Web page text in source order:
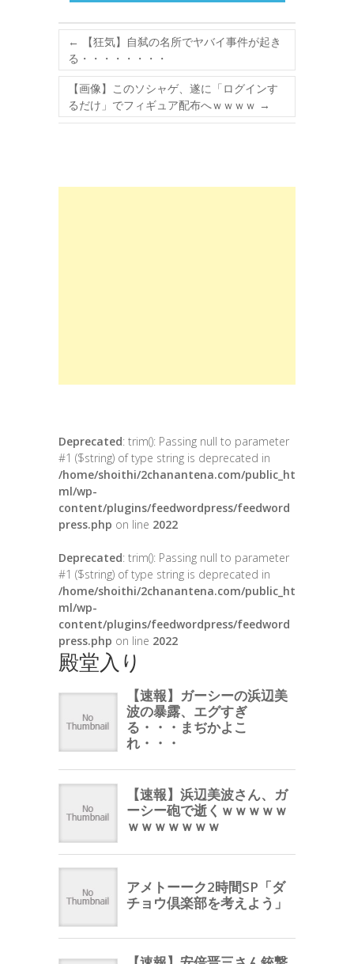
←
【狂気】自弑の名所でヤバイ事件が起き
る・・・・・・・・
【画像】このソシャゲ、遂に「ログインす
るだけ」でフィギュア配布へｗｗｗｗ →
Deprecated: trim(): Passing null to parameter
#1 ($string) of type string is deprecated in
/home/shoithi/2chanantena.com/public_ht
ml/wp-
content/plugins/feedwordpress/feedword
press.php on line 2022
Deprecated: trim(): Passing null to parameter
#1 ($string) of type string is deprecated in
/home/shoithi/2chanantena.com/public_ht
ml/wp-
content/plugins/feedwordpress/feedword
press.php on line 2022
殿堂入り